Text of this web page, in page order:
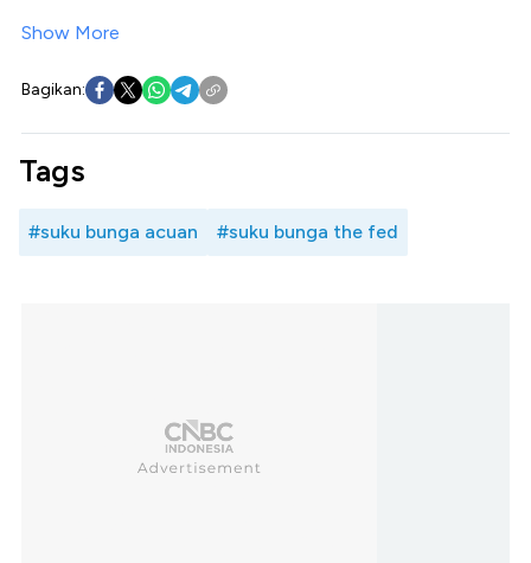
Show More
Bagikan:
Tags
#suku bunga acuan #suku bunga the fed